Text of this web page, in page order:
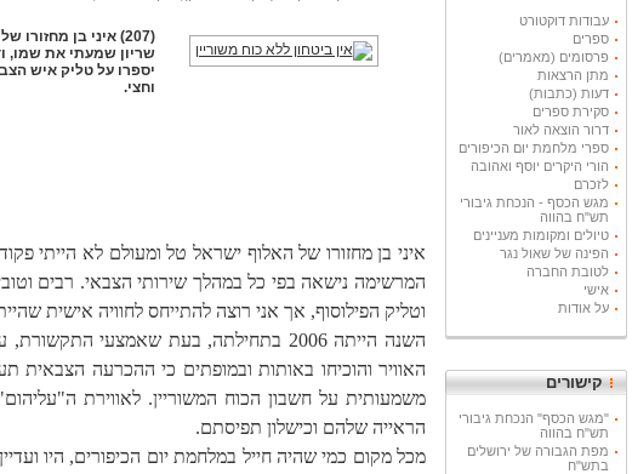
עבודות דוקטורט
ספרים
פרסומים (מאמרים)
מתן הרצאות
דעות (כתבות)
סקירת ספרים
דרור הוצאה לאור
ספרי מלחמת יום הכיפורים
הורי היקרים יוסף ואהובה
לזכרם
מגש הכסף - הנכחת גיבורי
תש"ח בהווה
טיולים ומקומות מעניינים
הפינה של שאול נגר
לטובת החברה
אישי
על אודות
קישורים
"מגש הכסף" הנכחת גיבורי
תש"ח בהווה
מפת הגבורה של ירושלים
בתש"ח
(207) איני בן
שריון שמעתי את שמו,
יספרו על טליק איש
וחצי.
איני בן מחזורו של האלוף ישראל טל ומעולם לא הייתי
המרשימה נישאה בפי כל במהלך שירותי הצבאי. רבים
וטליק הפילוסוף, אך אני רוצה להתייחס לחוויה אישית
השנה הייתה 2006 בתחילתה, בעת
האוויר והוכיחו באותות ובמופתים כי ההכרעה הצבאית
משמעותית על חשבון הכוח המשוריין. לאווירת
הראייה שלהם וכישלון תפיסתם.
מכל מקום כמי שהיה חייל במלחמת יום הכיפורים, היו